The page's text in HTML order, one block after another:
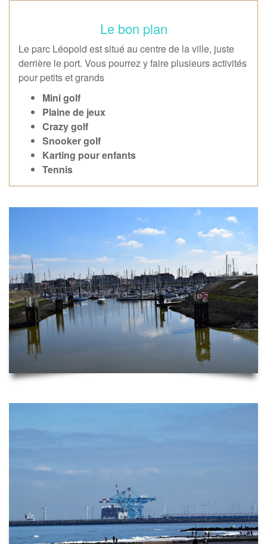
Le bon plan
Le parc Léopold est situé au centre de la ville, juste
derrière le port. Vous pourrez y faire plusieurs activités
pour petits et grands
Mini golf
Plaine de jeux
Crazy golf
Snooker golf
Karting pour enfants
Tennis